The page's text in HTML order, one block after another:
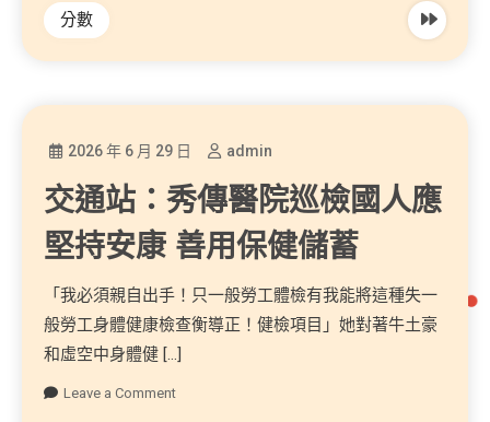
分數
2026 年 6 月 29 日 admin
交通站：秀傳醫院巡檢國人應
堅持安康 善用保健儲蓄
「我必須親自出手！只一般勞工體檢有我能將這種失一
般勞工身體健康檢查衡導正！健檢項目」她對著牛土豪
和虛空中身體健 […]
Leave a Comment